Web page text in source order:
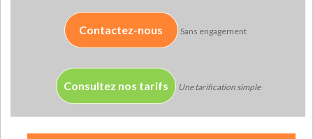
Contactez-nous Sans engagement
Consultez nos tarifs Une tarification simple